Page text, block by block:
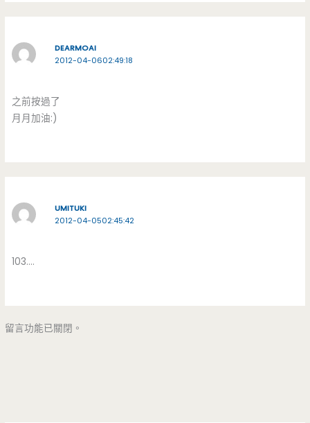
DEARMOAI
2012-04-0602:49:18
之前按過了
月月加油:)
UMITUKI
2012-04-0502:45:42
103….
留言功能已關閉。